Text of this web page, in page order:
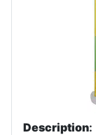
Description: